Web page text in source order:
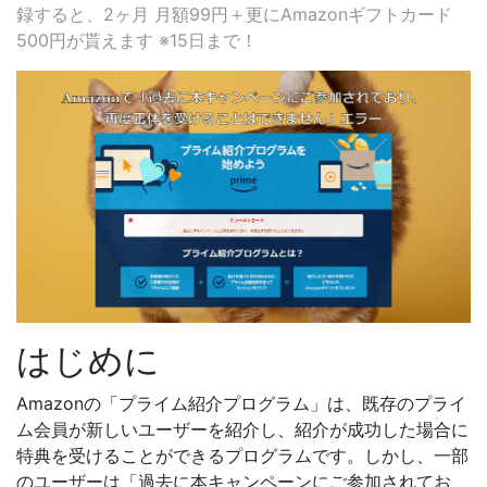
録すると、2ヶ月 月額99円＋更にAmazonギフトカード
500円が貰えます ※15日まで！
はじめに
Amazonの「プライム紹介プログラム」は、既存のプライ
ム会員が新しいユーザーを紹介し、紹介が成功した場合に
特典を受けることができるプログラムです。しかし、一部
のユーザーは「過去に本キャンペーンにご参加されてお